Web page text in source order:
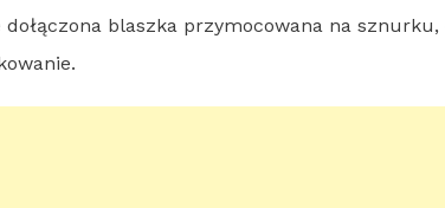
dołączona blaszka przymocowana na